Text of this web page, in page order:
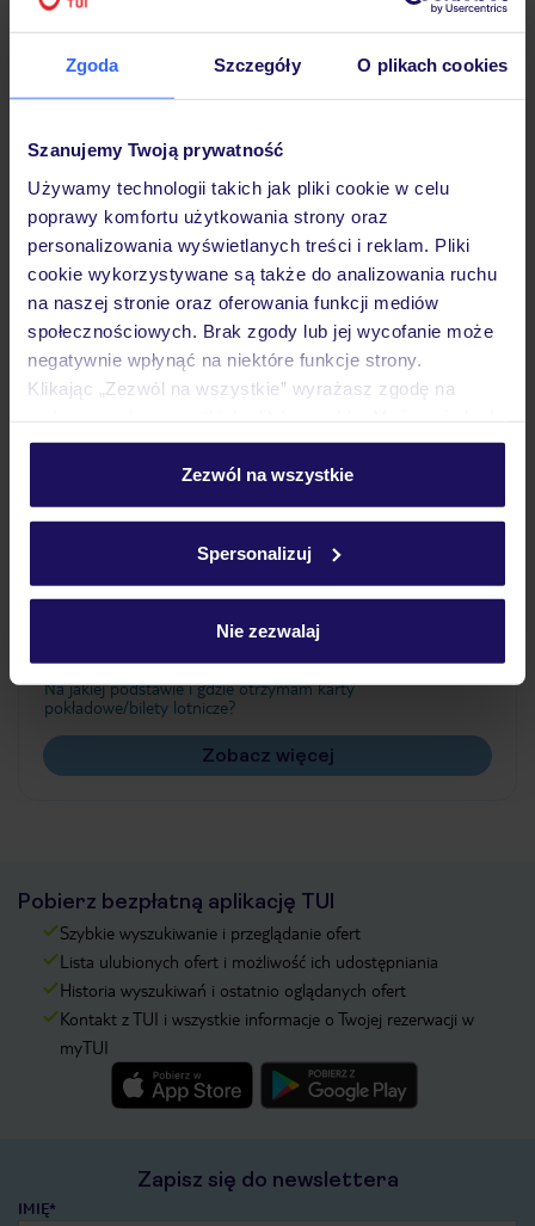
Zgoda Szczegóły O plikach cookies
Szanujemy Twoją prywatność
Używamy technologii takich jak pliki cookie w celu
poprawy komfortu użytkowania strony oraz
personalizowania wyświetlanych treści i reklam. Pliki
cookie wykorzystywane są także do analizowania ruchu
na naszej stronie oraz oferowania funkcji mediów
społecznościowych. Brak zgody lub jej wycofanie może
negatywnie wpłynąć na niektóre funkcje strony.
Klikając „Zezwól na wszystkie” wyrażasz zgodę na
personalizować swój wybór wchodząc w zakładkę
Szczegółowe informacje o plikach cookie znajdziesz
Zezwól na wszystkie
Spersonalizuj
Nie zezwalaj
Pokoje
Wyżywienie
Atrakcje
Ważne informacje
Często zadawane pytania
Jak zmienić uczestników/osobę zgłaszającą?
Czy w Hotelu będzie przedstawiciel TUI?
Na jakiej podstawie i gdzie otrzymam karty
pokładowe/bilety lotnicze?
Zobacz więcej
Pobierz bezpłatną aplikację TUI
Szybkie wyszukiwanie i przeglądanie ofert
Lista ulubionych ofert i możliwość ich udostępniania
Historia wyszukiwań i ostatnio oglądanych ofert
Kontakt z TUI i wszystkie informacje o Twojej rezerwacji w
myTUI
Zapisz się do newslettera
IMIĘ*